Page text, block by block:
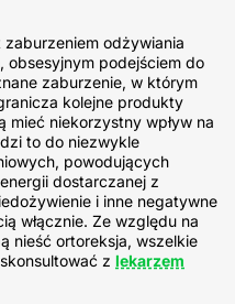
odżywiania
obsesyjnym podejściem do
zaburzenie, w którym
kolejne produkty
mieć niekorzystny wpływ na
to do niezwykle
powodujących
dostarczanej z
i inne negatywne
włącznie. Ze względu na
nieść ortoreksja, wszelkie
z lekarzem